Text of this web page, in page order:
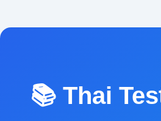
📚 Thai